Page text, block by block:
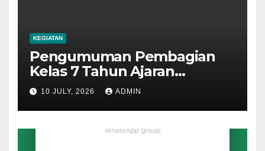
KEGIATAN
Pengumuman Pembagian
Kelas 7 Tahun Ajaran
2026/2027
10 JULY, 2026 ADMIN